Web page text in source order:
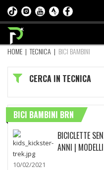
HOME |TECNICA | BICI BAMBINI
CERCA IN TECNICA
BICI BAMBINI BRN
BICICLETTE
ANNI |
10/02/2021